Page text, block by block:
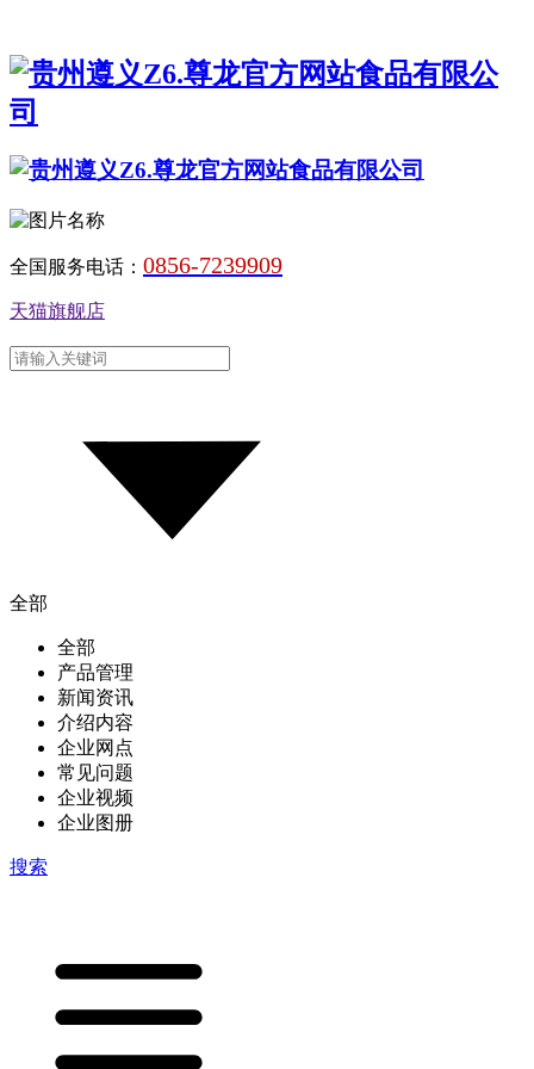
全国服务电话： 0856-7239909
天猫旗舰店
全部
全部
产品管理
新闻资讯
介绍内容
企业网点
常见问题
企业视频
企业图册
搜索